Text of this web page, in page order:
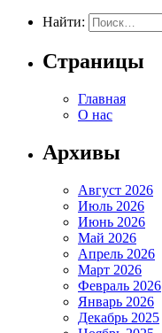
Найти:
Страницы
Главная
О нас
Архивы
Август 2026
Июль 2026
Июнь 2026
Май 2026
Апрель 2026
Март 2026
Февраль 2026
Январь 2026
Декабрь 2025